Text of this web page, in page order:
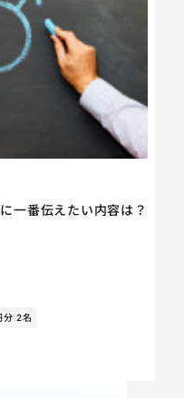
一番伝えたい内容は？
分 2名